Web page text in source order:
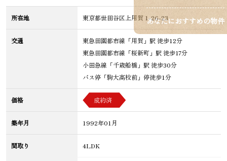
あなたにおすすめの物件
所在地 東京都世田谷区上用賀 1-26-23
交通
東急田園都市線「用賀」駅 徒歩12分
東急田園都市線「桜新町」駅 徒歩17分
小田急線「千歳船橋」駅 徒歩30分
バス停「駒大高校前」停徒歩1分
価格 成約済
築年月 1992年01月
間取り 4LDK